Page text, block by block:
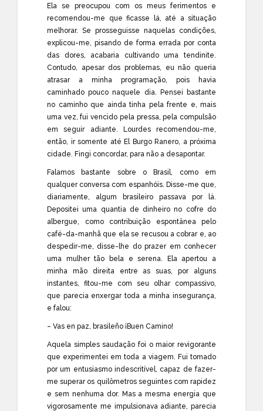
Ela se preocupou com os meus ferimentos e
recomendou-me que ficasse lá, até a situação
melhorar. Se prosseguisse naquelas condições,
explicou-me, pisando de forma errada por conta
das dores, acabaria cultivando uma tendinite.
Contudo, apesar dos problemas, eu não queria
atrasar a minha programação, pois havia
caminhado pouco naquele dia. Pensei bastante
no caminho que ainda tinha pela frente e, mais
uma vez, fui vencido pela pressa, pela compulsão
em seguir adiante. Lourdes recomendou-me,
então, ir somente até El Burgo Ranero, a próxima
cidade. Fingi concordar, para não a desapontar.
Falamos bastante sobre o Brasil, como em
qualquer conversa com espanhóis. Disse-me que,
diariamente, algum brasileiro passava por lá.
Depositei uma quantia de dinheiro no cofre do
albergue, como contribuição espontânea pelo
café-da-manhã que ela se recusou a cobrar e, ao
despedir-me, disse-lhe do prazer em conhecer
uma mulher tão bela e serena. Ela apertou a
minha mão direita entre as suas, por alguns
instantes, fitou-me com seu olhar compassivo,
que parecia enxergar toda a minha insegurança,
e falou:
– Vas en paz, brasileño ¡Buen Camino!
Aquela simples saudação foi o maior revigorante
que experimentei em toda a viagem. Fui tomado
por um entusiasmo indescritível, capaz de fazer-
me superar os quilômetros seguintes com rapidez
e sem nenhuma dor. Mas a mesma energia que
vigorosamente me impulsionava adiante, parecia